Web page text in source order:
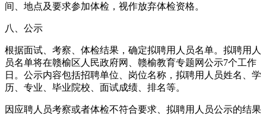
间、地点及要求参加体检，视作放弃体检资格。
八、公示
根据面试、考察、体检结果，确定拟聘用人员名单。拟聘用人
员名单将在赣榆区人民政府网、赣榆教育专题网公示7个工作
日。公示内容包括招聘单位、岗位名称，拟聘用人员姓名、学
历、专业、毕业院校、面试成绩、排名等。
因应聘人员考察或者体检不符合要求、拟聘用人员公示的结果